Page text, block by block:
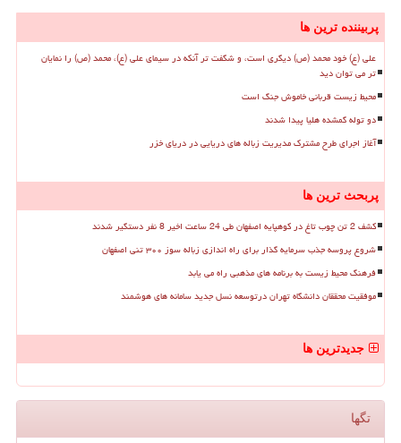
پربیننده ترین ها
علی (ع) خود محمد (ص) دیگری است، و شگفت تر آنکه در سیمای علی (ع)، محمد (ص) را نمایان
تر می توان دید
محیط زیست قربانی خاموش جنگ است
دو توله گمشده هلیا پیدا شدند
آغاز اجرای طرح مشترک مدیریت زباله های دریایی در دریای خزر
پربحث ترین ها
کشف 2 تن چوب تاغ در کوهپایه اصفهان طی 24 ساعت اخیر 8 نفر دستگیر شدند
شروع پروسه جذب سرمایه گذار برای راه اندازی زباله سوز ۳۰۰ تنی اصفهان
فرهنگ محیط زیست به برنامه های مذهبی راه می یابد
موفقیت محققان دانشگاه تهران درتوسعه نسل جدید سامانه های هوشمند
جدیدترین ها
تگها